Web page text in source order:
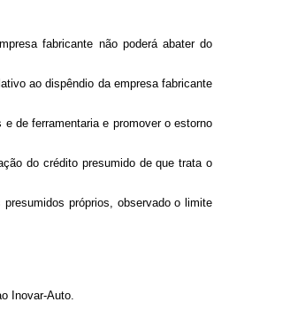
fabricante não poderá abater do
ao dispêndio da empresa fabricante
de ferramentaria e promover o estorno
do crédito presumido de que trata o
próprios, observado o limite
Inovar-Auto.